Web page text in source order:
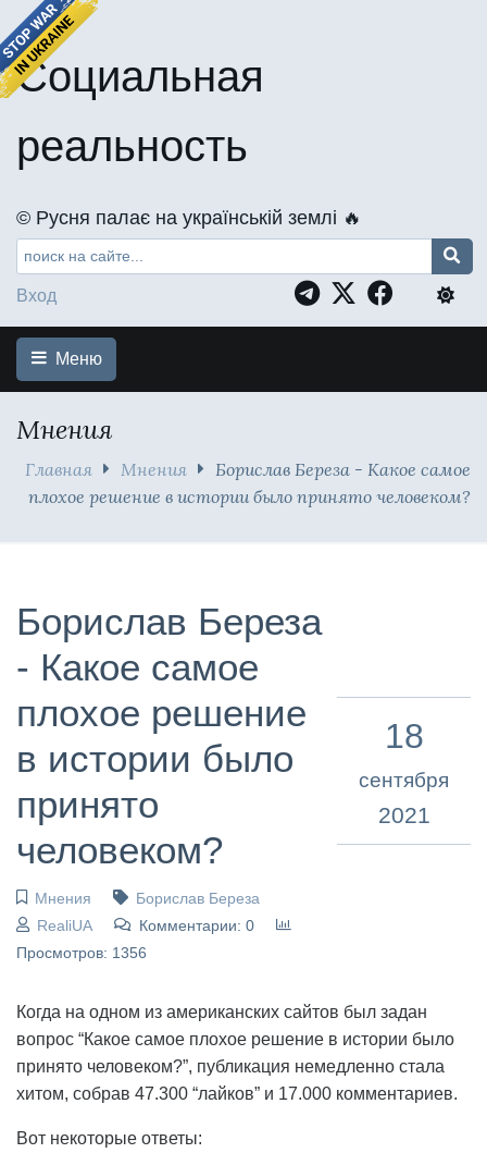
Социальная
реальность
©️ Русня палає на українській землі 🔥
Вход
Меню
Мнения
Главная Мнения
Борислав Береза - Какое самое
плохое решение в истории было принято человеком?
Борислав Береза
- Какое самое
плохое решение
в истории было
принято
человеком?
Мнения
Борислав Береза
RealiUA
Комментарии: 0
Просмотров: 1356
18
сентября
2021
Когда на одном из американских сайтов был задан
вопрос “Какое самое плохое решение в истории было
принято человеком?”, публикация немедленно стала
хитом, собрав 47.300 “лайков” и 17.000 комментариев.
Вот некоторые ответы: